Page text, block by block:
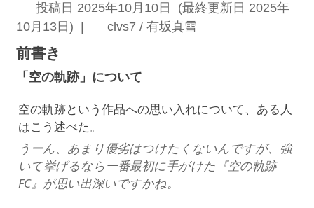
投稿日 2025年10月10日 (最終更新日 2025年
10月13日) |
clvs7 / 有坂真雪
前書き
「空の軌跡」について
空の軌跡という作品への思い入れについて、ある人
はこう述べた。
うーん、あまり優劣はつけたくないんですが、強
いて挙げるなら一番最初に手がけた『空の軌跡
FC』が思い出深いですかね。